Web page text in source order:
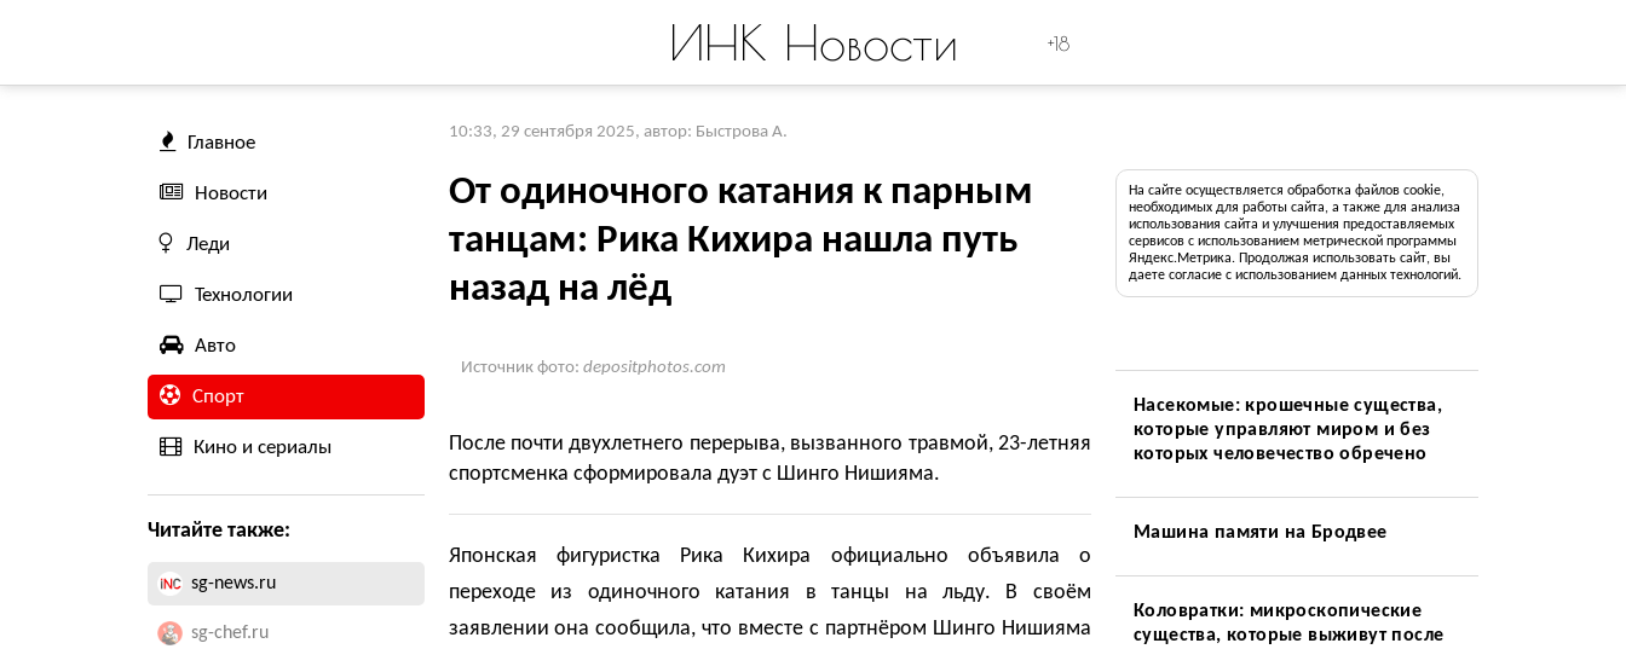
ИНК Новости +18
Главное
Новости
Леди
Технологии
Авто
Спорт
Кино и сериалы
Читайте также:
sg-news.ru
sg-chef.ru
10:33, 29 сентября 2025, автор: Быстрова А.
От одиночного катания к парным
танцам: Рика Кихира нашла путь
назад на лёд
Источник фото: depositphotos.com
После почти двухлетнего перерыва, вызванного травмой, 23-летняя
спортсменка сформировала дуэт с Шинго Нишияма.
Японская фигуристка Рика Кихира официально объявила о
переходе из одиночного катания в танцы на льду. В своём
заявлении она сообщила, что вместе с партнёром Шинго Нишияма
На сайте осуществляется обработка файлов cookie,
необходимых для работы сайта, а также для анализа
использования сайта и улучшения предоставляемых
сервисов с использованием метрической программы
Яндекс.Метрика. Продолжая использовать сайт, вы
даете согласие с использованием данных технологий.
Насекомые: крошечные существа,
которые управляют миром и без
которых человечество обречено
Машина памяти на Бродвее
Коловратки: микроскопические
существа, которые выживут после